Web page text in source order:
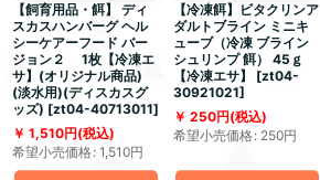
【飼育用品・餌】 ディ
スカスハンバーグ ヘル
シーケアーフード バー
ジョン２ 1枚【冷凍エ
サ】(オリジナル商品)
(淡水用)(ディスカスグ
ッズ) [zt04-40713011]
1,510円(税込)
希望小売価格: 1,510円
【冷凍餌】ビタクリンア
ダルトブライン ミニキ
ューブ（冷凍 ブライン
シュリンプ 餌） 45ｇ
【冷凍エサ】
[zt04-
30921021]
250円(税込)
希望小売価格: 250円